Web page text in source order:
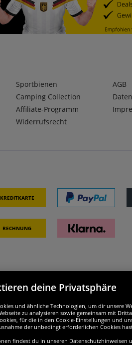
Sportbienen
Camping Collection
Affiliate-Programm
Widerrufsrecht
AGB
Kreditkarte
Rechnung
Wir sind
deine Privatsphäre
und ähnliche Technologien, um dir unsere
zu analysieren sowie gemeinsam mit
für die in den Cookie-Einstellungen und
der unbedingt erforderlichen Cookies
findest du in unseren